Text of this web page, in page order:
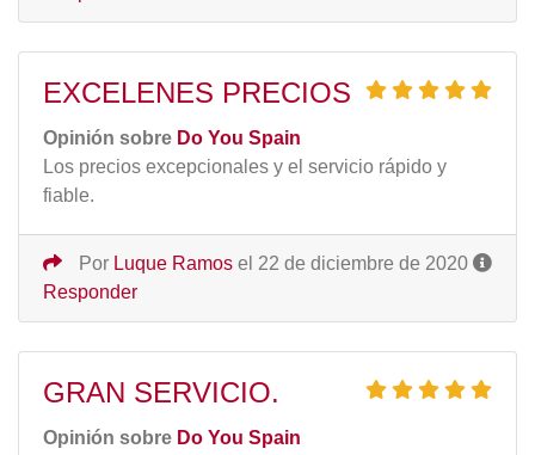
EXCELENES PRECIOS
Opinión sobre Do You Spain
Los precios excepcionales y el servicio rápido y
fiable.
Por Luque Ramos el 22 de diciembre de 2020
Responder
GRAN SERVICIO.
Opinión sobre Do You Spain